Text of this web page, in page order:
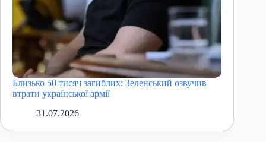
Близько 50 тисяч загиблих: Зеленський озвучив
втрати української армії
31.07.2026